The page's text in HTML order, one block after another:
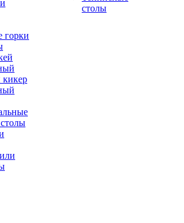
горки
кикер
столы